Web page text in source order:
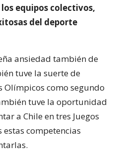
equipos colectivos,
del deporte
ansiedad también de
tuve la suerte de
Olímpicos como segundo
tuve la oportunidad
a Chile en tres Juegos
estas competencias